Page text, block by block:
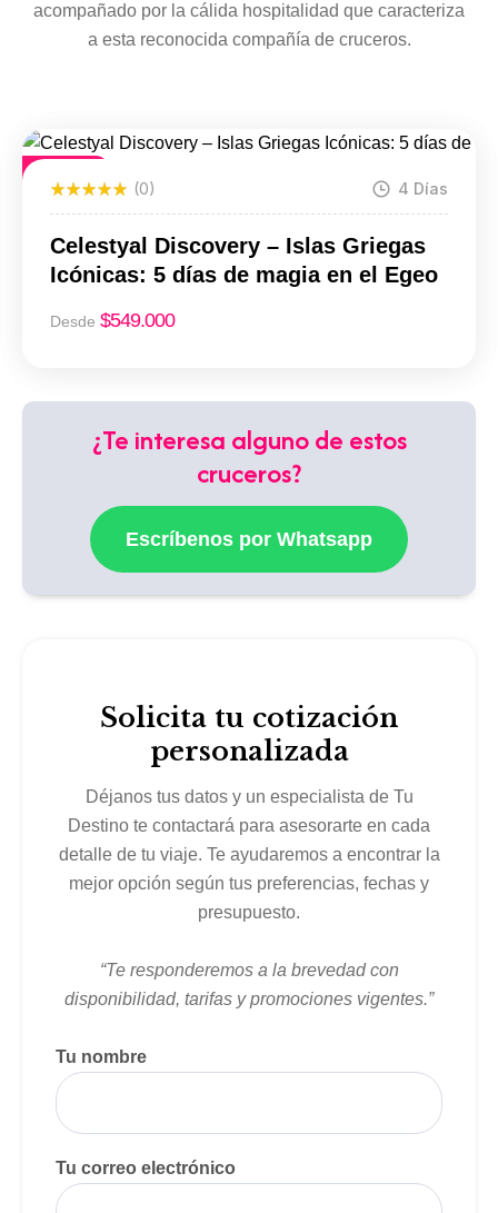
acompañado por la cálida hospitalidad que caracteriza
a esta reconocida compañía de cruceros.
Destacado
(0) 4 Días
Celestyal Discovery – Islas Griegas
Icónicas: 5 días de magia en el Egeo
Desde $549.000
¿Te interesa alguno de estos
cruceros?
Escríbenos por Whatsapp
Solicita tu cotización
personalizada
Déjanos tus datos y un especialista de Tu
Destino te contactará para asesorarte en cada
detalle de tu viaje. Te ayudaremos a encontrar la
mejor opción según tus preferencias, fechas y
presupuesto.
“Te responderemos a la brevedad con
disponibilidad, tarifas y promociones vigentes.”
Tu nombre
Tu correo electrónico